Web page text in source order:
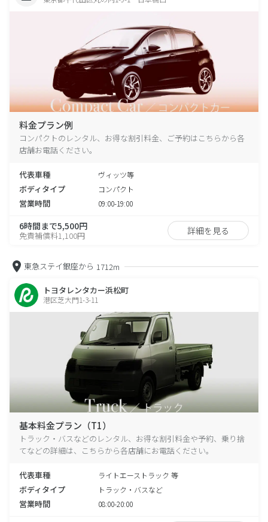
料金プラン例
コンパクトのレンタル、お得な割引料金、ご予約はこちらから各
店舗お電話ください。
代表車種 ヴィッツ等
ボディタイプ コンパクト
営業時間 09:00-19:00
6時間まで5,500円
免責補償料1,100円 詳細を見る
東急ステイ銀座から 1712m
トヨタレンタカー浜松町
港区芝大門1-3-11
基本料金プラン（T1）
トラック・バスなどのレンタル、お得な割引料金や予約、乗り捨
てなどの詳細は、こちらから各店舗にお電話ください。
代表車種 ライトエーストラック 等
ボディタイプ トラック・バスなど
営業時間 08:00-20:00